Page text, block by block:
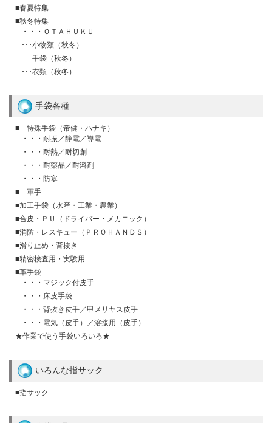
■春夏特集
■秋冬特集
・・・ＯＴＡＨＵＫＵ
･･･小物類（秋冬）
･･･手袋（秋冬）
･･･衣類（秋冬）
手袋各種
■ 特殊手袋（帝健・ハナキ）
・・・耐振／静電／導電
・・・耐熱／耐切創
・・・耐薬品／耐溶剤
・・・防寒
■ 軍手
■加工手袋（水産・工業・農業）
■合皮・ＰＵ（ドライバー・メカニック）
■消防・レスキュー（ＰＲＯＨＡＮＤＳ）
■滑り止め・背抜き
■精密検査用・実験用
■革手袋
・・・マジック付皮手
・・・床皮手袋
・・・背抜き皮手／甲メリヤス皮手
・・・電気（皮手）／溶接用（皮手）
★作業で使う手袋いろいろ★
いろんな指サック
■指サック